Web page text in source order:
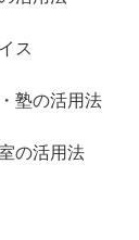
ス
塾の活用法
の活用法